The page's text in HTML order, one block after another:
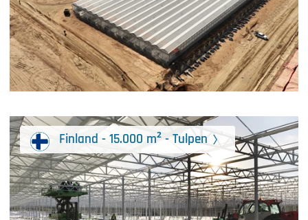
Finland - 15.000 m² - Tulpen